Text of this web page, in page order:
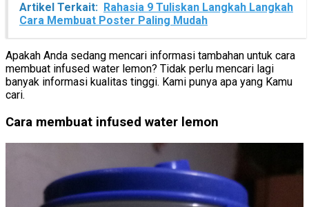
Artikel Terkait: Rahasia 9 Tuliskan Langkah Langkah
Cara Membuat Poster Paling Mudah
Apakah Anda sedang mencari informasi tambahan untuk cara
membuat infused water lemon? Tidak perlu mencari lagi
banyak informasi kualitas tinggi. Kami punya apa yang Kamu
cari.
Cara membuat infused water lemon